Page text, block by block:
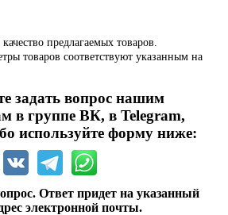
предлагаемых товаров.
товаров соответствуют указанным на
задать вопрос нашим
в группе ВК, в Telegram,
используйте форму ниже:
Ответ придет на указанный
электронной почты.